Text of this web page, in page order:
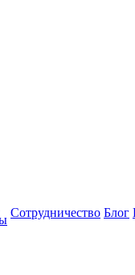
Сотрудничество Блог